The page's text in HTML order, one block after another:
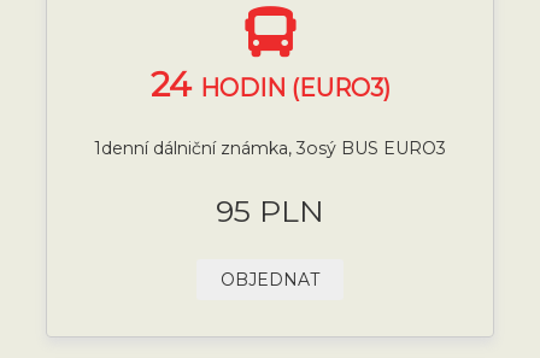
24 HODIN (EURO3)
1denní dálniční známka, 3osý BUS EURO3
95 PLN
OBJEDNAT